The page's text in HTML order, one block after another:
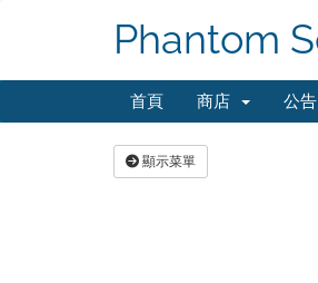
Phantom
首頁 商店 公告
顯示菜單